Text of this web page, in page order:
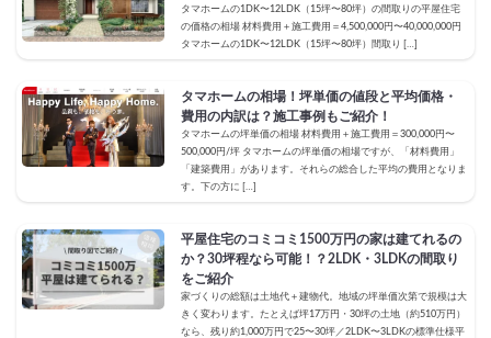
タマホームの1DK〜12LDK（15坪〜80坪）の間取りの平屋住宅
の価格の相場 材料費用＋施工費用＝4,500,000円〜40,000,000円
タマホームの1DK〜12LDK（15坪〜80坪）間取り […]
タマホームの相場！坪単価の値段と平均価格・
費用の内訳は？施工事例もご紹介！
タマホームの坪単価の相場 材料費用＋施工費用＝300,000円〜
500,000円/坪 タマホームの坪単価の相場ですが、「材料費用」
「建築費用」があります。それらの総合した平均の費用となりま
す。下の方に […]
平屋住宅のコミコミ1500万円の家は建てれるの
か？30坪程なら可能！？2LDK・3LDKの間取り
をご紹介
家づくりの総額は土地代＋建物代。地域の坪単価次第で規模は大
きく変わります。たとえば坪17万円・30坪の土地（約510万円）
なら、残り約1,000万円で25〜30坪／2LDK〜3LDKの標準仕様平